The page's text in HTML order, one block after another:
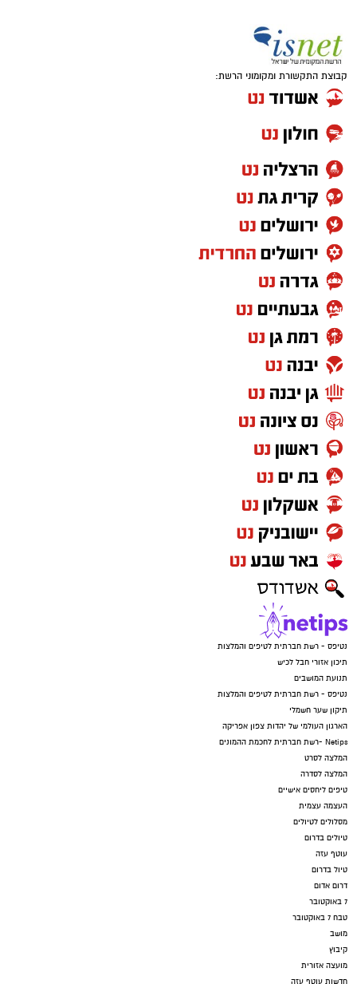
קבוצת התקשורת ומקומוני הרשת:
נטיפס - רשת חברתית לטיפים והמלצות
תיכון אזורי חבל לכיש
תנועת המושבים
נטיפס - רשת חברתית לטיפים והמלצות
תיקון שער חשמלי
הארגון העולמי של יהדות צפון אפריקה
Netips -רשת חברתית לחכמת ההמונים
המלצה לסרט
המלצה לסדרה
טיפים ליחסים אישיים
העצמה עצמית
מסלולים לטיולים
טיולים בדרום
עוטף עזה
טיול בדרום
דרום אדום
7 באוקטובר
טבח 7 באוקטובר
מושב
קיבוץ
מועצה אזורית
חדשות עוטף עזה